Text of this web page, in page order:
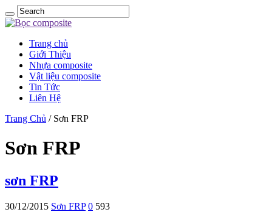
Trang chủ
Giới Thiệu
Nhựa composite
Vật liệu composite
Tin Tức
Liên Hệ
Trang Chủ / Sơn FRP
Sơn FRP
sơn FRP
30/12/2015 Sơn FRP 0 593